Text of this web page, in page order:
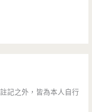
記之外，皆為本人自行